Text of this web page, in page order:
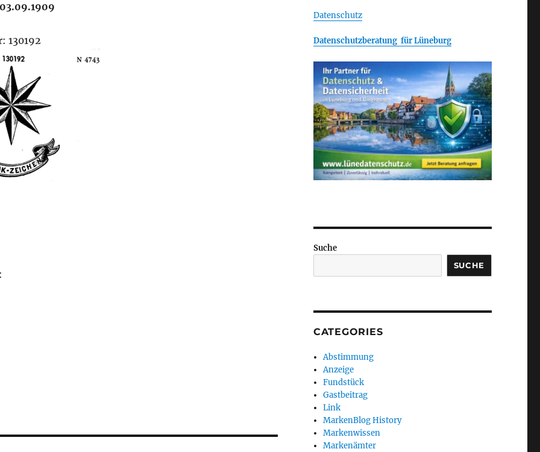
130192
Datenschutz
Datenschutzberatung für Lüneburg
Suche
SUCHE
CATEGORIES
Abstimmung
Anzeige
Fundstück
Gastbeitrag
Link
MarkenBlog History
Markenwissen
Markenämter